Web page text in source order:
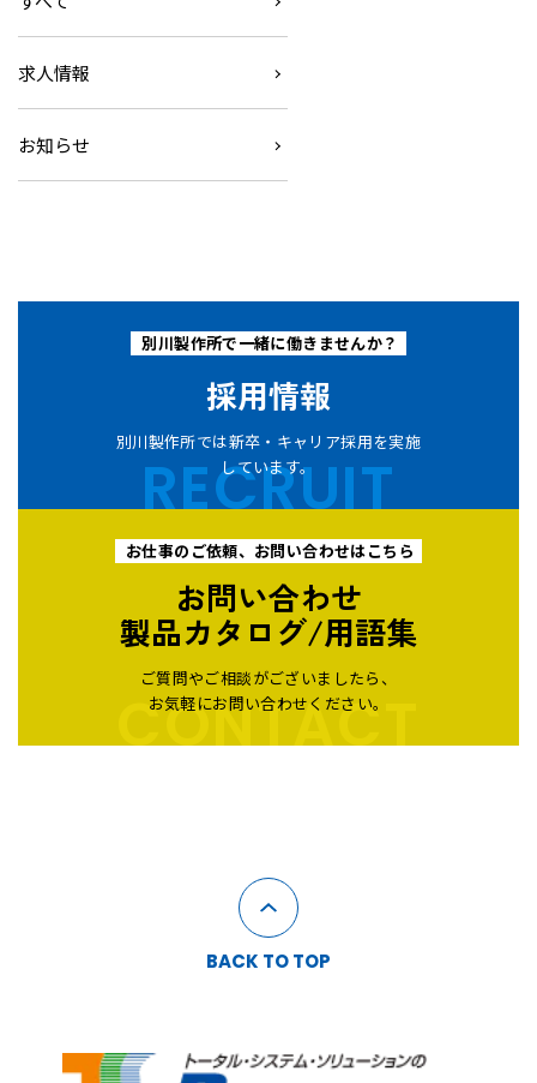
求人情報
お知らせ
別川製作所で一緒に働きませんか？
採用情報
別川製作所では新卒・キャリア採用を実施
しています。
RECRUIT
お仕事のご依頼、お問い合わせはこちら
お問い合わせ
製品カタログ/用語集
ご質問やご相談がございましたら、
お気軽にお問い合わせください。
CONTACT
BACK TO TOP